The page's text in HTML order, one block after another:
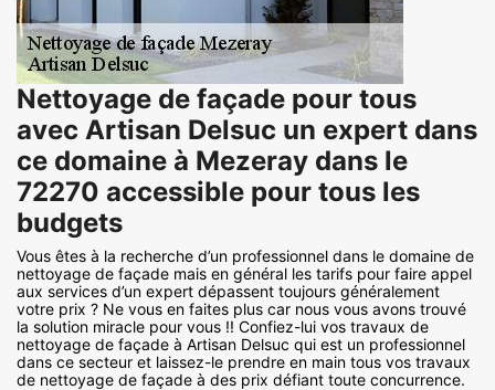
Nettoyage de façade pour tous
avec Artisan Delsuc un expert dans
ce domaine à Mezeray dans le
72270 accessible pour tous les
budgets
Vous êtes à la recherche d’un professionnel dans le domaine de
nettoyage de façade mais en général les tarifs pour faire appel
aux services d’un expert dépassent toujours généralement
votre prix ? Ne vous en faites plus car nous vous avons trouvé
la solution miracle pour vous !! Confiez-lui vos travaux de
nettoyage de façade à Artisan Delsuc qui est un professionnel
dans ce secteur et laissez-le prendre en main tous vos travaux
de nettoyage de façade à des prix défiant toute concurrence.